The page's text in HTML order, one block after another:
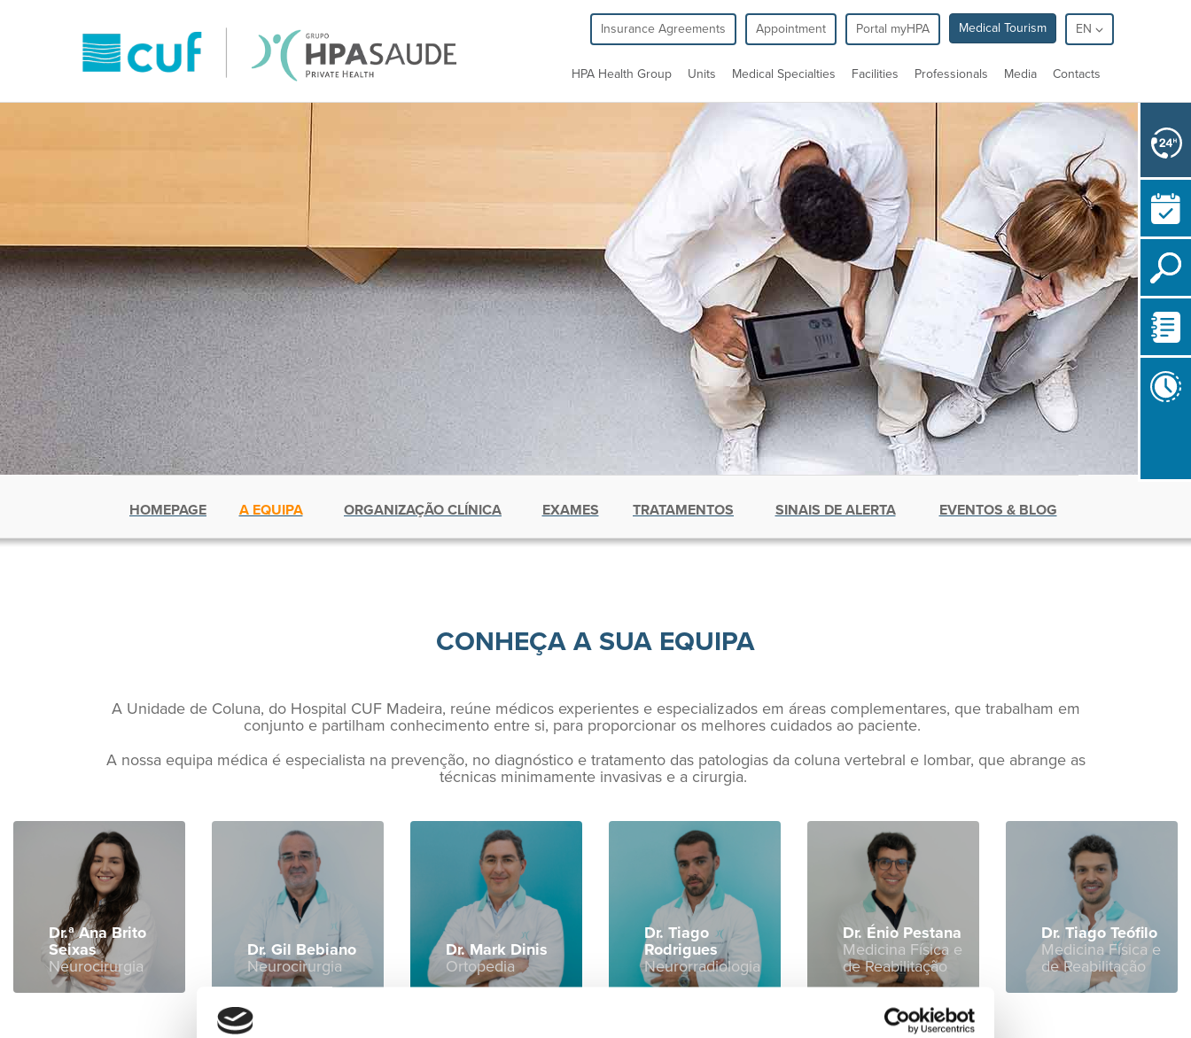
Insurance Agreements Appointment Portal myHPA Medical Tourism EN
HPA Health Group Units Medical Specialties Facilities Professionals Media Contacts
HOMEPAGE A EQUIPA ORGANIZAÇÃO CLÍNICA EXAMES TRATAMENTOS SINAIS DE ALERTA EVENTOS & BLOG
CONHEÇA A SUA EQUIPA
A Unidade de Coluna, do Hospital CUF Madeira, reúne médicos experientes e especializados em áreas complementares, que trabalham em
conjunto e partilham conhecimento entre si, para proporcionar os melhores cuidados ao paciente.
A nossa equipa médica é especialista na prevenção, no diagnóstico e tratamento das patologias da coluna vertebral e lombar, que abrange as
técnicas minimamente invasivas e a cirurgia.
Dr.ª Ana Brito
Seixas
Neurocirurgia
Dr. Gil Bebiano
Neurocirurgia
Dr. Mark Dinis
Ortopedia
Dr. Tiago
Rodrigues
Neurorradiologia
Dr. Énio Pestana
Medicina Física e
de Reabilitação
Dr. Tiago Teófilo
Medicina Física e
de Reabilitação